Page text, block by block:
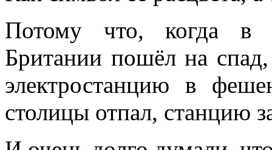
Потому что, когда в
Британии пошёл на
электростанцию в
столицы отпал, станцию